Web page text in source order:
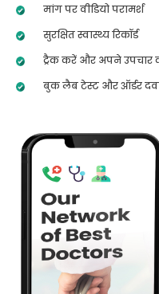
मांग पर वीडियो परामर्श
सुरक्षित स्वास्थ्य रिकॉर्ड
ट्रैक करें और अपने उपचार
बुक लैब टेस्ट और ऑर्डर